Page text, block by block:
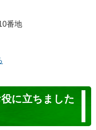
番地
に立ちました